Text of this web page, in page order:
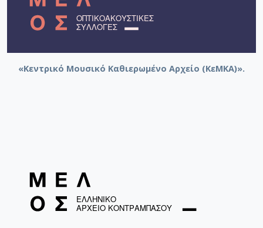
«Κεντρικό Μουσικό Καθιερωμένο Αρχείο (ΚεΜΚΑ)».